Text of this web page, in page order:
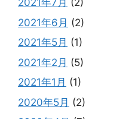
2021年7月 (2)
2021年6月 (2)
2021年5月 (1)
2021年2月 (5)
2021年1月 (1)
2020年5月 (2)